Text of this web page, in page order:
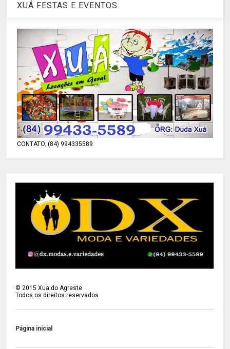
XUÁ FESTAS E EVENTOS
CONTATO; (84) 994335589
©2015 Xua do Agreste
Todos os direitos reservados
Página inicial